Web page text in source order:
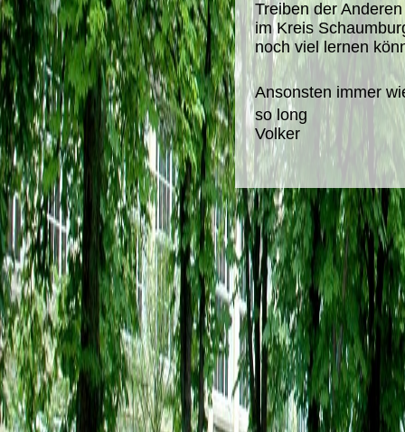
Treiben der
im Kreis
noch viel lernen
Ansonsten immer
so long
Volker